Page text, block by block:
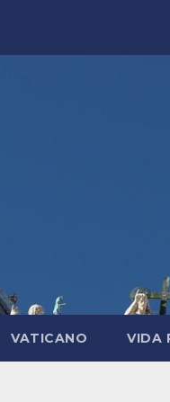
VATICANO VIDA